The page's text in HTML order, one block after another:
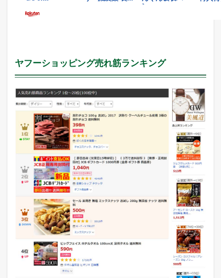
ヤフーショッピング売れ筋ランキング